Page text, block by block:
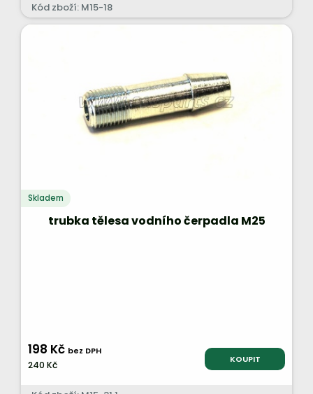
Kód zboží: M15-18
Skladem
trubka tělesa vodního čerpadla M25
198 Kč bez DPH
240 Kč KOUPIT